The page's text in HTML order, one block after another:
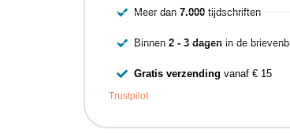
Meer dan7.000 tijdschriften
Binnen2 - 3 dagen in de
Gratis verzending vanaf € 15
Trustpilot